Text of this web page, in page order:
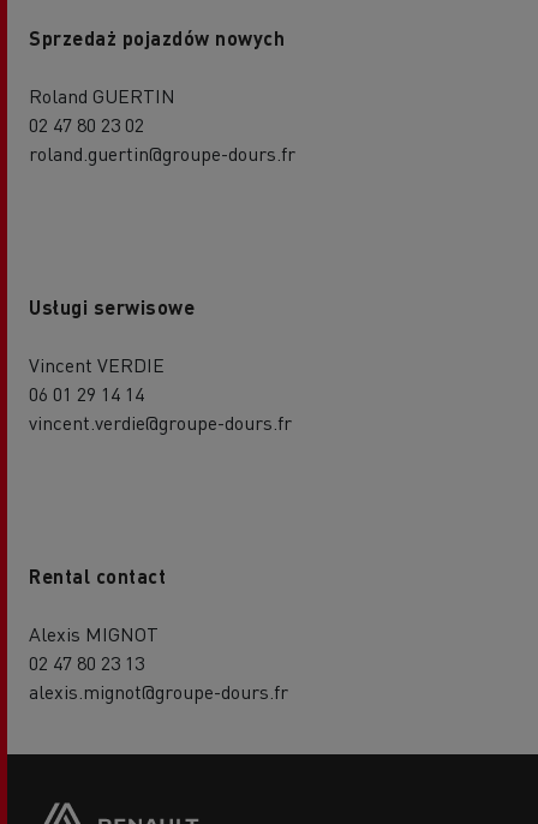
Sprzedaż pojazdów nowych
Roland GUERTIN
02 47 80 23 02
roland.guertin@groupe-dours.fr
Usługi serwisowe
Vincent VERDIE
06 01 29 14 14
vincent.verdie@groupe-dours.fr
Rental contact
Alexis MIGNOT
02 47 80 23 13
alexis.mignot@groupe-dours.fr